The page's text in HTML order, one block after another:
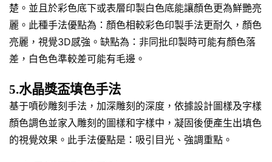
楚。並且於彩色底下或表層印製白色底能讓顏色更為鮮艷亮
麗。此種手法優點為：顏色相較彩色印製手法更耐久，顏色
亮麗，視覺3D感強。缺點為：非同批印製時可能有顏色落
差，白色色準較差可能有毛邊。
5.水晶獎盃填色手法
基于噴砂雕刻手法，加深雕刻的深度，依據設計圖樣及字樣
顏色調色並家入雕刻的圖樣和字樣中，凝固後便產生出填色
的視覺效果。此手法優點是：吸引目光、強調重點。